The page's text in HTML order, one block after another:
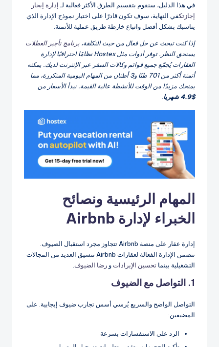
في هذا الدليل، سنقوم بتقسيم الطرق الأكثر فعالية لـ إدارة إيجار
إجازتكفي النهاية، سوف تكون قادرًا على اختيار نموذج الإدارة الذي
يناسبك بشكل أفضل واتباع خارطة طريق عملية للأتمتة.
إذا كنت تبحث عن حل فعال من حيث التكلفة، برنامج تأجير العطلات
يستحق النظر. توفر أدوات مثل Hostex نظامًا احترافيًا لإدارة
العقارات يُجمّع جميع قوائم وكالات السفر عبر الإنترنت لديك. يمكنه
أتمتة أكثر من 701 طنًا و3 أطنان من المهام اليومية المتكررة، مما
يمنحك مزيدًا من الوقت للأنشطة عالية القيمة. تبدأ الأسعار من
$4.9 شهريا
.
المهام الرئيسية ونصائح
الخبراء لإدارة Airbnb
إدارة عقار على منصة Airbnb تتجاوز مجرد استقبال الضيوف.
تتضمن الإدارة الفعالة لعقارات Airbnb تنسيق العديد من المجالات
التشغيلية بينما تحسين الإيراداتو رضا الضيوف
1. التواصل مع الضيوف
التواصل الواضح والسريع يُرسي أسس تجارب ضيوف إيجابية. على
المضيفين:
الرد على الاستفسارات بسرعة